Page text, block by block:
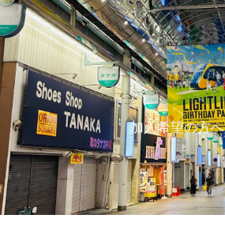
内
容
を
ス
キ
ッ
プ
加入希望の方へ